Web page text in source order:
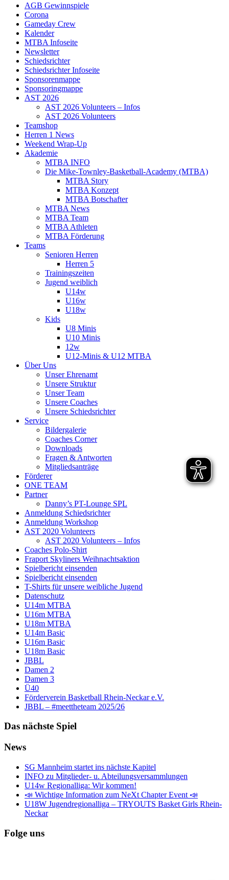
AGB Gewinnspiele
Corona
Gameday Crew
Kalender
MTBA Infoseite
Newsletter
Schiedsrichter
Schiedsrichter Infoseite
Sponsorenmappe
Sponsoringmappe
AST 2026
AST 2026 Volunteers – Infos
AST 2026 Volunteers
Teamshop
Herren 1 News
Weekend Wrap-Up
Akademie
MTBA INFO
Die Mike-Townley-Basketball-Academy (MTBA)
MTBA Story
MTBA Konzept
MTBA Botschafter
MTBA News
MTBA Team
MTBA Athleten
MTBA Förderung
Teams
Senioren Herren
Herren 5
Trainingszeiten
Jugend weiblich
U14w
U16w
U18w
Kids
U8 Minis
U10 Minis
12w
U12-Minis & U12 MTBA
Über Uns
Unser Ehrenamt
Unsere Struktur
Unser Team
Unsere Coaches
Unsere Schiedsrichter
Service
Bildergalerie
Coaches Corner
Downloads
Fragen & Antworten
Mitgliedsanträge
Förderer
ONE TEAM
Partner
Danny’s PT-Lounge SPL
Anmeldung Schiedsrichter
Anmeldung Workshop
AST 2020 Volunteers
AST 2020 Volunteers – Infos
Coaches Polo-Shirt
Fraport Skyliners Weihnachtsaktion
Spielbericht einsenden
Spielbericht einsenden
T-Shirts für unsere weibliche Jugend
Datenschutz
U14m MTBA
U16m MTBA
U18m MTBA
U14m Basic
U16m Basic
U18m Basic
JBBL
Damen 2
Damen 3
Ü40
Förderverein Basketball Rhein-Neckar e.V.
JBBL – #meettheteam 2025/26
Das nächste Spiel
News
SG Mannheim startet ins nächste Kapitel
INFO zu Mitglieder- u. Abteilungsversammlungen
U14w Regionalliga: Wir kommen!
📣 Wichtige Information zum NeXt Chapter Event 📣
U18W Jugendregionalliga – TRYOUTS Basket Girls Rhein-
Neckar
Folge uns